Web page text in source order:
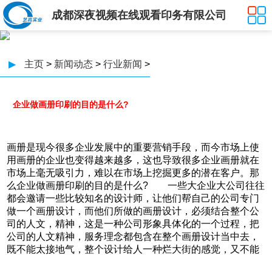
成都深夜视频在线观看印务有限公司
▶ 主页 > 新闻动态 > 行业新闻 >
企业做画册印刷的目的是什么?
画册是现今很多企业发展中的重要营销手段，而今市场上使
用画册的企业也变得越来越多，这也导致很多企业画册就在
市场上毫无吸引力，难以在市场上挖掘更多的潜在客户。那
么企业做画册印刷的目的是什么? 一些大企业大公司往往
都会邀请一些比较知名的设计师，让他们帮自己的公司专门
做一个画册设计，而他们所做的画册设计，必须结合整个公
司的人文，精神，这是一种公司形象具体化的一个过程，把
公司的人文精神，服务理念都包含在整个画册设计当中去，
既不能太接地气，整个设计给人一种烂大街的感觉，又不能